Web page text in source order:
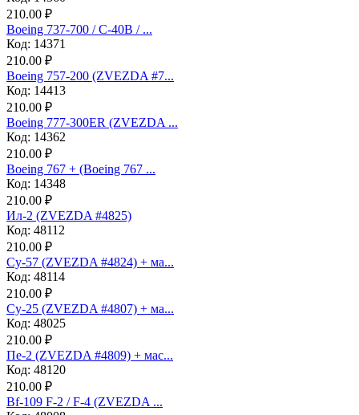
210.00 ₽
Boeing 737-700 / C-40B / ...
Код: 14371
210.00 ₽
Boeing 757-200 (ZVEZDA #7...
Код: 14413
210.00 ₽
Boeing 777-300ER (ZVEZDA ...
Код: 14362
210.00 ₽
Boeing 767 + (Boeing 767 ...
Код: 14348
210.00 ₽
Ил-2 (ZVEZDA #4825)
Код: 48112
210.00 ₽
Су-57 (ZVEZDA #4824) + ма...
Код: 48114
210.00 ₽
Су-25 (ZVEZDA #4807) + ма...
Код: 48025
210.00 ₽
Пе-2 (ZVEZDA #4809) + мас...
Код: 48120
210.00 ₽
Bf-109 F-2 / F-4 (ZVEZDA ...